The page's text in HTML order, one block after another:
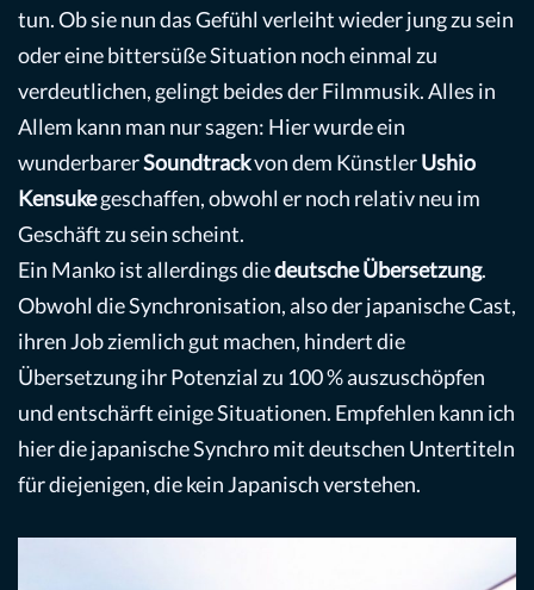
tun. Ob sie nun das Gefühl verleiht wieder jung zu sein
oder eine bittersüße Situation noch einmal zu
verdeutlichen, gelingt beides der Filmmusik. Alles in
Allem kann man nur sagen: Hier wurde ein
wunderbarerSoundtrackvon dem KünstlerUshio
Kensukegeschaffen, obwohl er noch relativ neu im
Geschäft zu sein scheint.
Ein Manko ist allerdings diedeutsche Übersetzung.
Obwohl die Synchronisation, also der japanische Cast,
ihren Job ziemlich gut machen, hindert die
Übersetzung ihr Potenzial zu 100 % auszuschöpfen
und entschärft einige Situationen. Empfehlen kann ich
hier die japanische Synchro mit deutschen Untertiteln
für diejenigen, die kein Japanisch verstehen.